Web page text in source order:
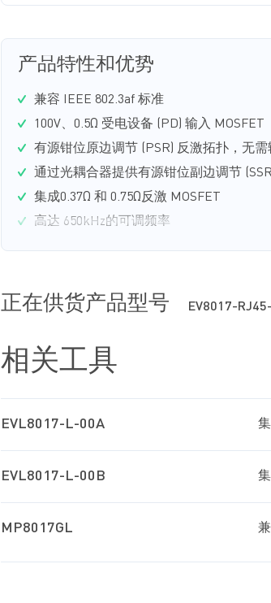
产品特性和优势
兼容 IEEE 802.3af 标准
100V、0.5Ω 受电设备 (PD) 输入 MOSFET
有源钳位原边调节 (PSR) 反激拓扑，无需
通过光耦合器提供有源钳位副边调节
集成0.37Ω 和 0.75Ω反激 MOSFET
高达 650kHz的可调频率
正在供货产品型号 EV8017-
相关工具
EVL8017-L-00A
EVL8017-L-00B
MP8017GL